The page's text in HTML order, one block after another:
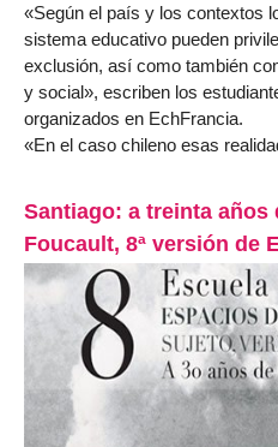
«Según el país y los contextos
sistema educativo pueden
exclusión, así como también
y social», escriben los
organizados en EchFrancia.
«En el caso chileno esas
Santiago: a treinta años
Foucault, 8ª versión de